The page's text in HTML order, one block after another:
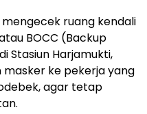
ruang kendali
BOCC (Backup
Stasiun Harjamukti,
ke pekerja yang
agar tetap